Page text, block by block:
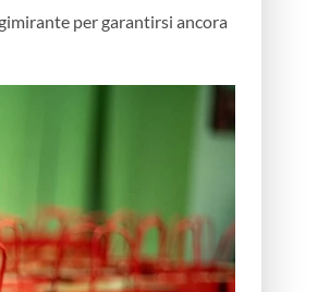
per garantirsi ancora